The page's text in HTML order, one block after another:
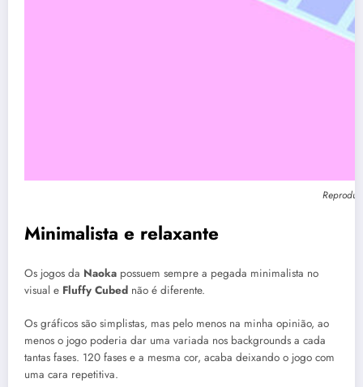
Minimalista e relaxante
Os jogos da Naoka possuem sempre a pegada minimalista no
visual e Fluffy Cubed não é diferente.
Os gráficos são simplistas, mas pelo menos na minha opinião, ao
menos o jogo poderia dar uma variada nos backgrounds a cada
tantas fases. 120 fases e a mesma cor, acaba deixando o jogo com
uma cara repetitiva.